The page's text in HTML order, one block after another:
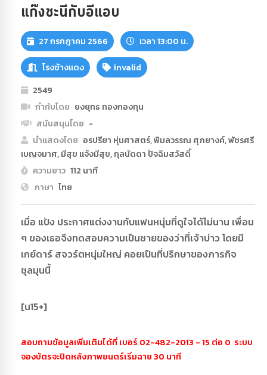
แก๊งชะนีกับอีแอบ
27 กรกฎาคม 2566 เวลา 13:00 น.
โรงช้างแดง
invalid
2549
กำกับโดย ยงยุทธ ทองกองทุน
สนับสนุนโดย -
นำแสดงโดย อรปรียา หุ่นศาสตร์, พิมลวรรณ ศุภยางค์, พัชรศรี
เบญจมาศ, มีสุข แจ้งมีสุข, กุลนัดดา ปัจฉิมสวัสดิ์
ความยาว 112 นาที
ภาษา ไทย
เมื่อ แป้ง ประกาศแต่งงานกับแฟนหนุ่มที่ดูใจได้ไม่นาน เพื่อน
ๆ ของเธอจึงทดสอบความเป็นชายของว่าที่เจ้าบ่าว โดยมี
เกย์ดาร์ สจวร์ตหนุ่มใหญ่ คอยเป็นที่ปรึกษาของภารกิจ
ชุลมุนนี้
[น15+]
สอบถามข้อมูลเพิ่มเติมได้ที่ เบอร์ 02-482-2013 - 15 ต่อ 0 ระบบ
จองบัตรจะปิดหลังภาพยนตร์เริ่มฉาย 30 นาที